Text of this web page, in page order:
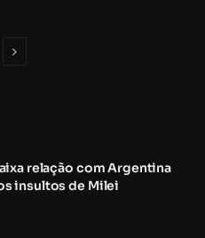
Próximo
relação com Argentina
insultos de Milei